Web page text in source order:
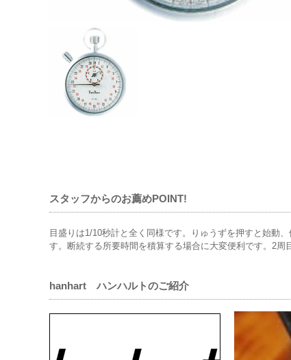
スタッフからのお薦めPOINT!
目盛りは1/10秒計と全く同様です。りゅうずを押すと始動
す。断続する所要時間を積算する場合に大変便利です。2周
hanhart ハンハルトのご紹介